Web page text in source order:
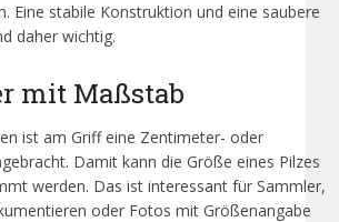
Eine stabile Konstruktion und eine saubere
daher wichtig.
mit Maßstab
ist am Griff eine Zentimeter- oder
Damit kann die Größe eines Pilzes
werden. Das ist interessant für Sammler,
oder Fotos mit Größenangabe